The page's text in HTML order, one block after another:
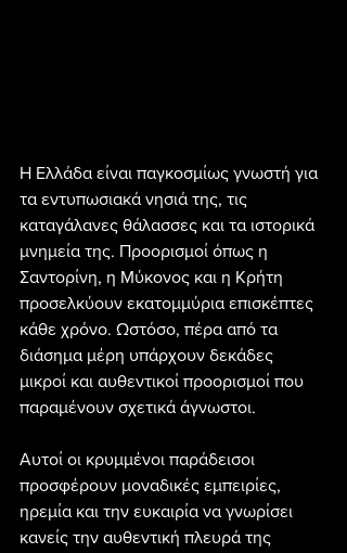
Η Ελλάδα είναι παγκοσμίως γνωστή για
τα εντυπωσιακά νησιά της, τις
καταγάλανες θάλασσες και τα ιστορικά
μνημεία της. Προορισμοί όπως η
Σαντορίνη, η Μύκονος και η Κρήτη
προσελκύουν εκατομμύρια επισκέπτες
κάθε χρόνο. Ωστόσο, πέρα από τα
διάσημα μέρη υπάρχουν δεκάδες
μικροί και αυθεντικοί προορισμοί που
παραμένουν σχετικά άγνωστοι.
Αυτοί οι κρυμμένοι παράδεισοι
προσφέρουν μοναδικές εμπειρίες,
ηρεμία και την ευκαιρία να γνωρίσει
κανείς την αυθεντική πλευρά της